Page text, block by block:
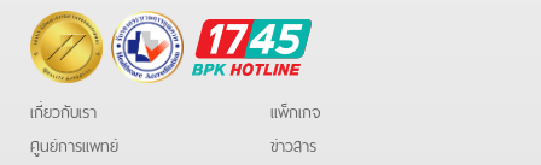
BPK
Hotline
เกี่ยวกับเรา
ศูนย์การแพทย์
แพ็กเกจ
ข่าวสาร